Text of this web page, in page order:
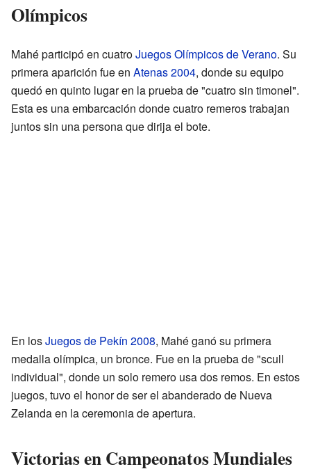
Olímpicos
Mahé participó en cuatroJuegos Olímpicos de Verano. Su
primera aparición fue en Atenas 2004, donde su equipo
quedó en quinto lugar en la prueba de "cuatro sin timonel".
Esta es una embarcación donde cuatro remeros trabajan
juntos sin una persona que dirija el bote.
En losJuegos de Pekín 2008, Mahé ganó su primera
medalla olímpica, un bronce. Fue en la prueba de "scull
individual", donde un solo remero usa dos remos. En estos
juegos, tuvo el honor de ser el abanderado de Nueva
Zelanda en la ceremonia de apertura.
Victorias en Campeonatos Mundiales